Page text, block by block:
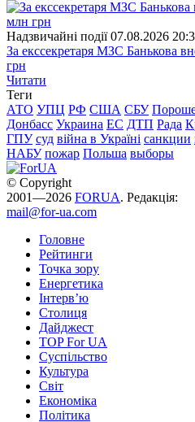
Надзвичайні події 07.08.2026
За екссекретаря МЗС Банькова
грн
Читати
Теги
АТО УПЦ РФ США СБУ
Донбасс Украина ЕС ДТП Рада
ГПУ суд війна в Україні санкции
НАБУ пожар Польша выборы
© Copyright
2001—2026 FORUA. Редакція:
mail@for-ua.com
Головне
Рейтинги
Точка зору
Енергетика
Інтерв’ю
Столиця
Дайджест
TOP For UA
Суспiльство
Культура
Світ
Економіка
Політика